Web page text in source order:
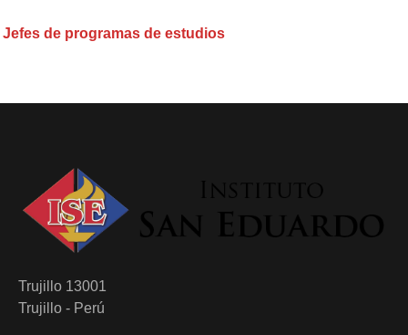
Jefes de programas de estudios
Trujillo 13001
Trujillo - Perú